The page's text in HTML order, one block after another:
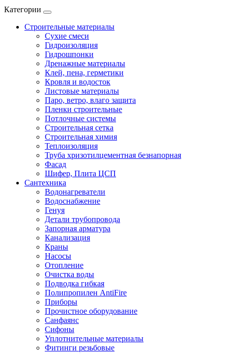
Категории
Строительные материалы
Сухие смеси
Гидроизоляция
Гидрошпонки
Дренажные материалы
Клей, пена, герметики
Кровля и водосток
Листовые материалы
Паро, ветро, влаго защита
Пленки строительные
Потлочные системы
Строительная сетка
Строительная химия
Теплоизоляция
Труба хризотилцементная безнапорная
Фасад
Шифер, Плита ЦСП
Сантехника
Водонагреватели
Водоснабжение
Генуя
Детали трубопровода
Запорная арматура
Канализация
Краны
Насосы
Отопление
Очистка воды
Подводка гибкая
Полипропилен AntiFire
Приборы
Прочистное оборудование
Санфаянс
Сифоны
Уплотнительные материалы
Фитинги резьбовые